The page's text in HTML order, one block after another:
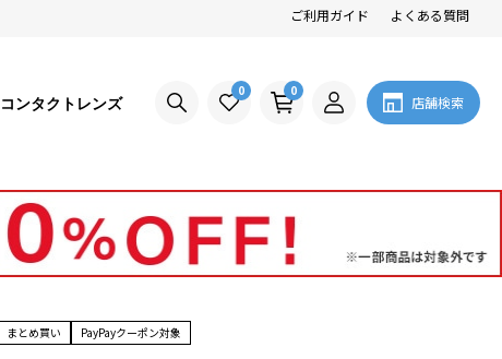
ご利用ガイド よくある質問
コンタクトレンズ
0 0
店舗検索
まとめ買い PayPayクーポン対象